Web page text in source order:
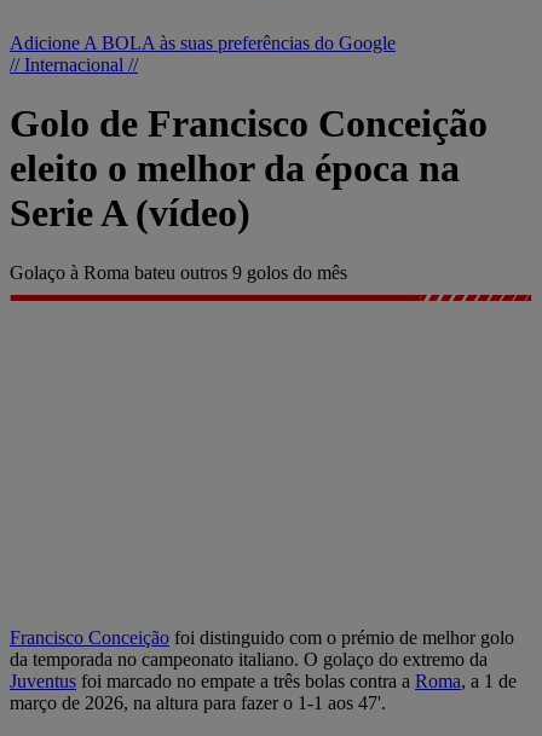
Adicione A BOLA às suas preferências do Google
// Internacional //
Golo de Francisco Conceição
eleito o melhor da época na
Serie A (vídeo)
Golaço à Roma bateu outros 9 golos do mês
Francisco Conceição foi distinguido com o prémio de melhor golo
da temporada no campeonato italiano. O golaço do extremo da
Juventus foi marcado no empate a três bolas contra a Roma, a 1 de
março de 2026, na altura para fazer o 1-1 aos 47'.